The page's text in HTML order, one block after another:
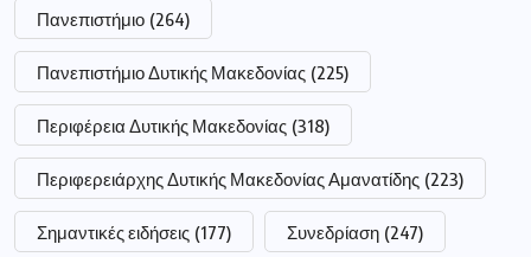
Πανεπιστήμιο (264)
Πανεπιστήμιο Δυτικής Μακεδονίας (225)
Περιφέρεια Δυτικής Μακεδονίας (318)
Περιφερειάρχης Δυτικής Μακεδονίας Αμανατίδης (223)
Σημαντικές ειδήσεις (177) Συνεδρίαση (247)